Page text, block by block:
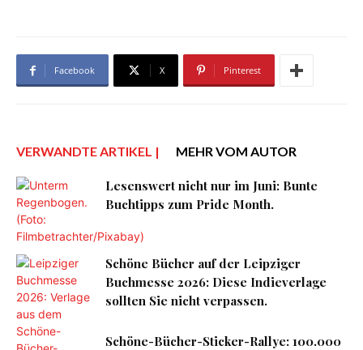
Facebook X Pinterest
VERWANDTE ARTIKEL | MEHR VOM AUTOR
Lesenswert nicht nur im Juni: Bunte
Buchtipps zum Pride Month.
Schöne Bücher auf der Leipziger
Buchmesse 2026: Diese Indieverlage
sollten Sie nicht verpassen.
Schöne-Bücher-Sticker-Rallye: 100.000